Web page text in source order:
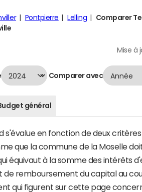
Pontpierre Lelling
Comparer
Mise à
Comparer avec
général
en fonction de deux critères
que la commune de la Moselle
équivaut à la somme des intérêts
remboursement du capital au
qui figurent sur cette page